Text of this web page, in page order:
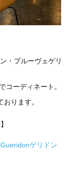
・プルーヴェゲリ
コーディネート。
ります。
ゲリドン